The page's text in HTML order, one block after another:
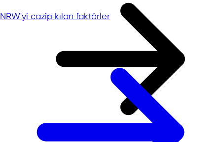
NRW'yi cazip kılan faktörler